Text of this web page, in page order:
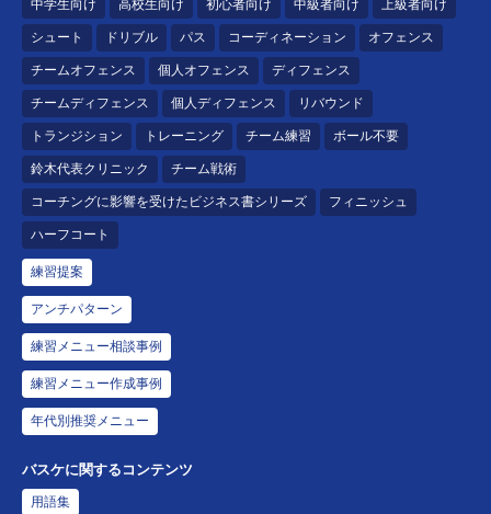
中学生向け 高校生向け 初心者向け 中級者向け 上級者向け
シュート ドリブル パス コーディネーション オフェンス
チームオフェンス 個人オフェンス ディフェンス
チームディフェンス 個人ディフェンス リバウンド
トランジション トレーニング チーム練習 ボール不要
鈴木代表クリニック チーム戦術
コーチングに影響を受けたビジネス書シリーズ フィニッシュ
ハーフコート
練習提案
アンチパターン
練習メニュー相談事例
練習メニュー作成事例
年代別推奨メニュー
バスケに関するコンテンツ
用語集